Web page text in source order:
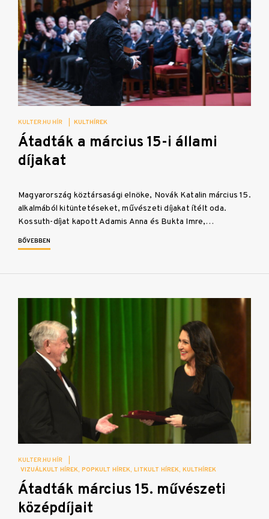
KULTER.HU HÍR KULTHÍREK
Átadták a március 15-i állami
díjakat
Magyarország köztársasági elnöke, Novák Katalin március 15.
alkalmából kitüntetéseket, művészeti díjakat ítélt oda.
Kossuth-díjat kapott Adamis Anna és Bukta Imre,…
BŐVEBBEN
KULTER.HU HÍR
VIZUÁLKULT HÍREK POPKULT HÍREK LITKULT HÍREK KULTHÍREK
Átadták március 15. művészeti
középdíjait